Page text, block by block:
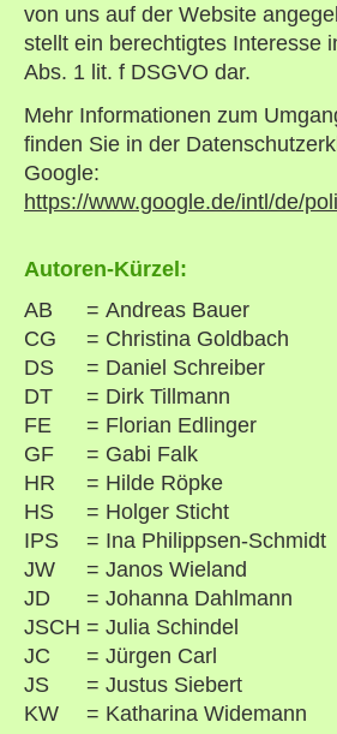
von uns auf der Website
stellt ein berechtigtes Interesse
Abs. 1 lit. f DSGVO dar.
Mehr Informationen zum
finden Sie in der
Google:
https://www.google.de/intl/de/
Autoren-Kürzel:
AB
= Andreas Bauer
CG
= Christina Goldbach
DS
= Daniel Schreiber
DT
= Dirk Tillmann
FE
= Florian Edlinger
GF
= Gabi Falk
HR
= Hilde Röpke
HS
= Holger Sticht
IPS
= Ina Philippsen-Schmidt
JW
= Janos Wieland
JD
= Johanna Dahlmann
JSCH = Julia Schindel
JC
= Jürgen Carl
JS
= Justus Siebert
KW
= Katharina Widemann